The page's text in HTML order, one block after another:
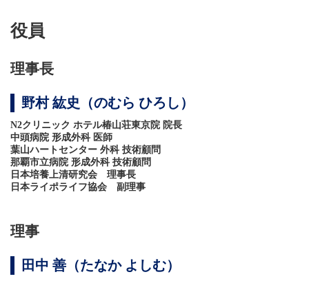
役員
理事長
野村 紘史（のむら ひろし）
N2クリニック ホテル椿山荘東京院 院長
中頭病院 形成外科 医師
葉山ハートセンター 外科 技術顧問
那覇市立病院 形成外科 技術顧問
日本培養上清研究会 理事長
日本ライポライフ協会 副理事
理事
田中 善（たなか よしむ）